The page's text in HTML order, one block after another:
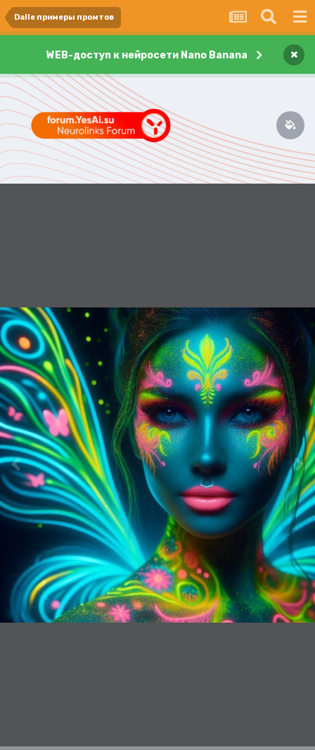
Dalle примеры промтов
WEB-доступ к нейросети Nano Banana ×